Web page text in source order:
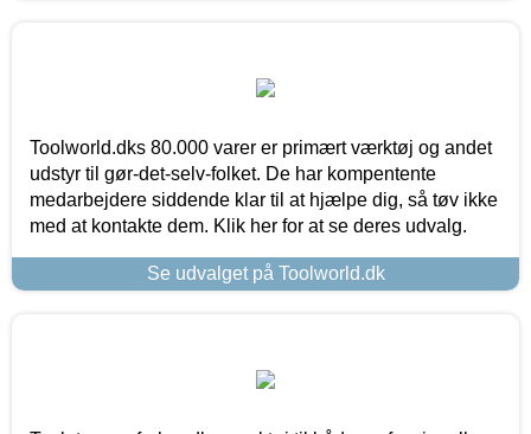
Toolworld.dks 80.000 varer er primært værktøj og andet
udstyr til gør-det-selv-folket. De har kompentente
medarbejdere siddende klar til at hjælpe dig, så tøv ikke
med at kontakte dem. Klik her for at se deres udvalg.
Se udvalget på Toolworld.dk